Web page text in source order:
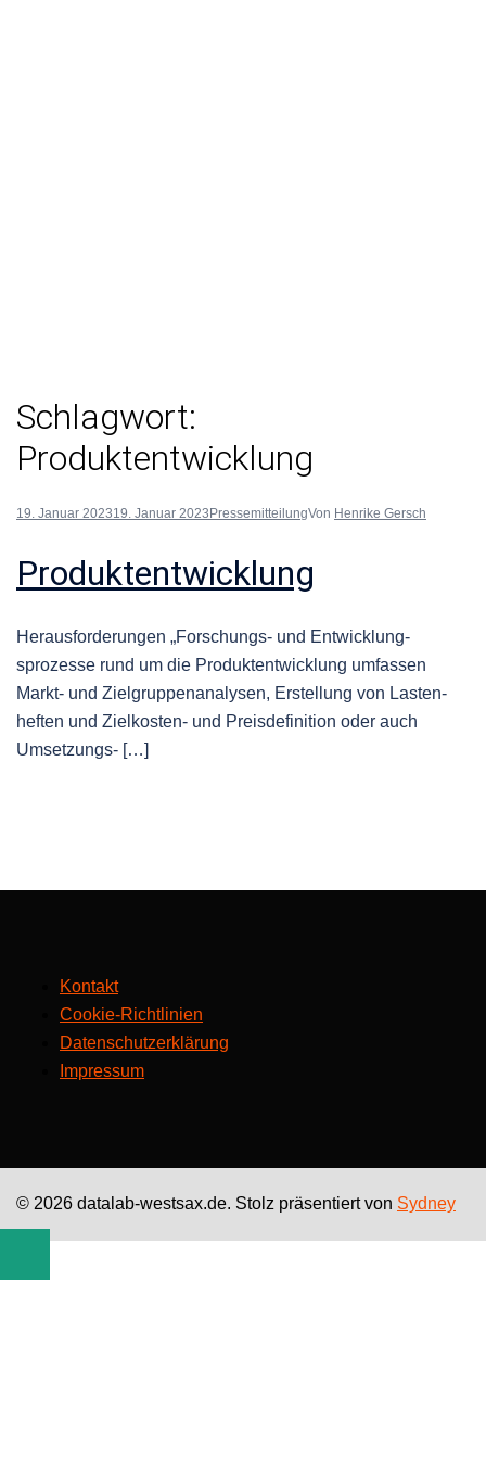
Schlagwort:
Produktentwicklung
19. Januar 202319. Januar 2023PressemitteilungVon Henrike Gersch
Produktentwicklung
Her­aus­forderun­gen „Forschungs- und Entwick­lung­
sprozesse rund um die Pro­duk­ten­twick­lung umfassen
Markt- und Ziel­grup­pen­analy­sen, Erstel­lung von Las­ten­
heften und Zielkosten- und Preis­de­f­i­n­i­tion oder auch
Umsetzungs- […]
Kontakt
Cookie-Richtlinien
Datenschutzerklärung
Impressum
© 2026 datalab-westsax.de. Stolz präsentiert von Sydney